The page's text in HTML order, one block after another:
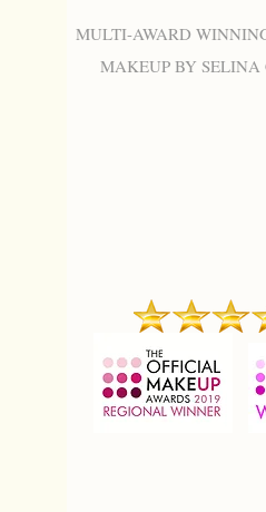
MULTI-AWARD
MAKEUP BY SELINA